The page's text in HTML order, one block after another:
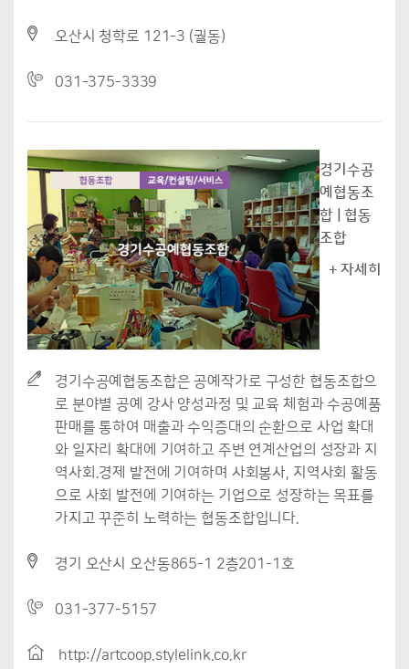
오산시 청학로 121-3 (궐동)
031-375-3339
경기수공
예협동조
합 | 협동
조합
+ 자세히
경기수공예협동조합은 공예작가로 구성한 협동조합으
로 분야별 공예 강사 양성과정 및 교육 체험과 수공예품
판매를 통하여 매출과 수익증대의 순환으로 사업 확대
와 일자리 확대에 기여하고 주변 연계산업의 성장과 지
역사회.경제 발전에 기여하며 사회봉사, 지역사회 활동
으로 사회 발전에 기여하는 기업으로 성장하는 목표를
가지고 꾸준히 노력하는 협동조합입니다.
경기 오산시 오산동865-1 2층201-1호
031-377-5157
http://artcoop.stylelink.co.kr